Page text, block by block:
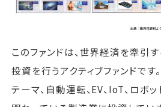
このファンドは、世界経済を牽引
投資を行うアクティブファンドで
テーマ、自動運転、EV、IoT、ロボッ